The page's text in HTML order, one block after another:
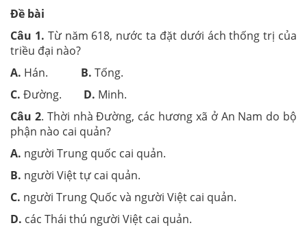
Đề bài
Câu 1. Từ năm 618, nước ta đặt dưới ách thống trị của
triều đại nào?
A. Hán. B. Tống.
C. Đường. D. Minh.
Câu 2. Thời nhà Đường, các hương xã ở An Nam do bộ
phận nào cai quản?
A. người Trung quốc cai quản.
B. người Việt tự cai quản.
C. người Trung Quốc và người Việt cai quản.
D. các Thái thú người Việt cai quản.